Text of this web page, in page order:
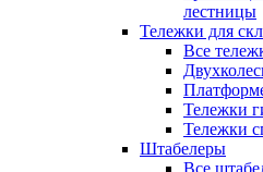
лестницы
Тележки для
Все
Тележки
Тележки
Штабелеры
Все